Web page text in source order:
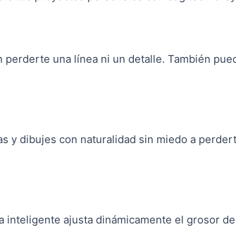
una línea ni un detalle. También
y dibujes con naturalidad sin miedo a
inteligente ajusta dinámicamente el grosor